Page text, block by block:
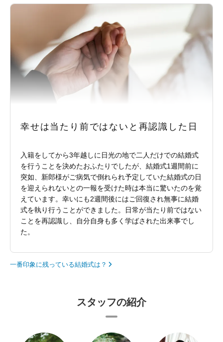
幸せは当たり前ではないと再認識した日
入籍をしてから3年越しに日光の地で二人だけでの結婚式
を行うことを決めたおふたりでしたが、結婚式1週間前に
突如、新郎様がご病気で倒れられ予定していた結婚式の日
を迎えられないとの一報を受けた時は本当に驚いたのを覚
えています。幸いにも2週間後にはご回復され無事に結婚
式を執り行うことができました。日常が当たり前ではない
ことを再認識し、自分自身も多く学ばされた出来事でし
た。
一番印象に残っている結婚式は？
スタッフの紹介